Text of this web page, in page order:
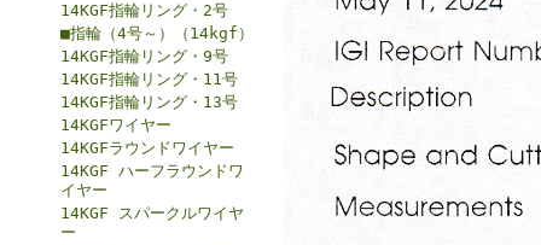
14KGF指輪リング・2号
■指輪（4号～）（14kgf）
14KGF指輪リング・9号
14KGF指輪リング・11号
14KGF指輪リング・13号
14KGFワイヤー
14KGFラウンドワイヤー
14KGF ハーフラウンドワ
イヤー
14KGF スパークルワイヤ
ー